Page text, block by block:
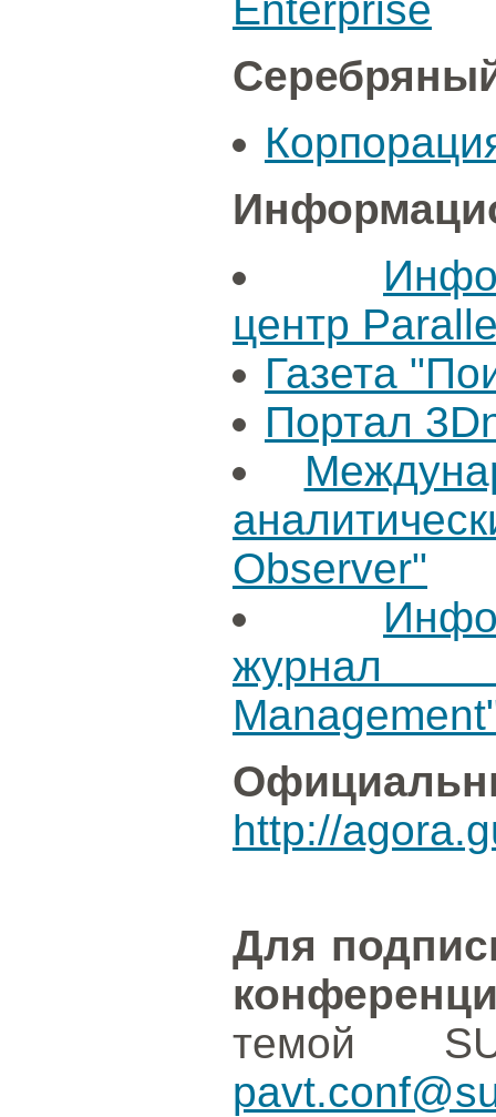
центр
Газета
Портал
Observer"
журнал
http://
Для
темой